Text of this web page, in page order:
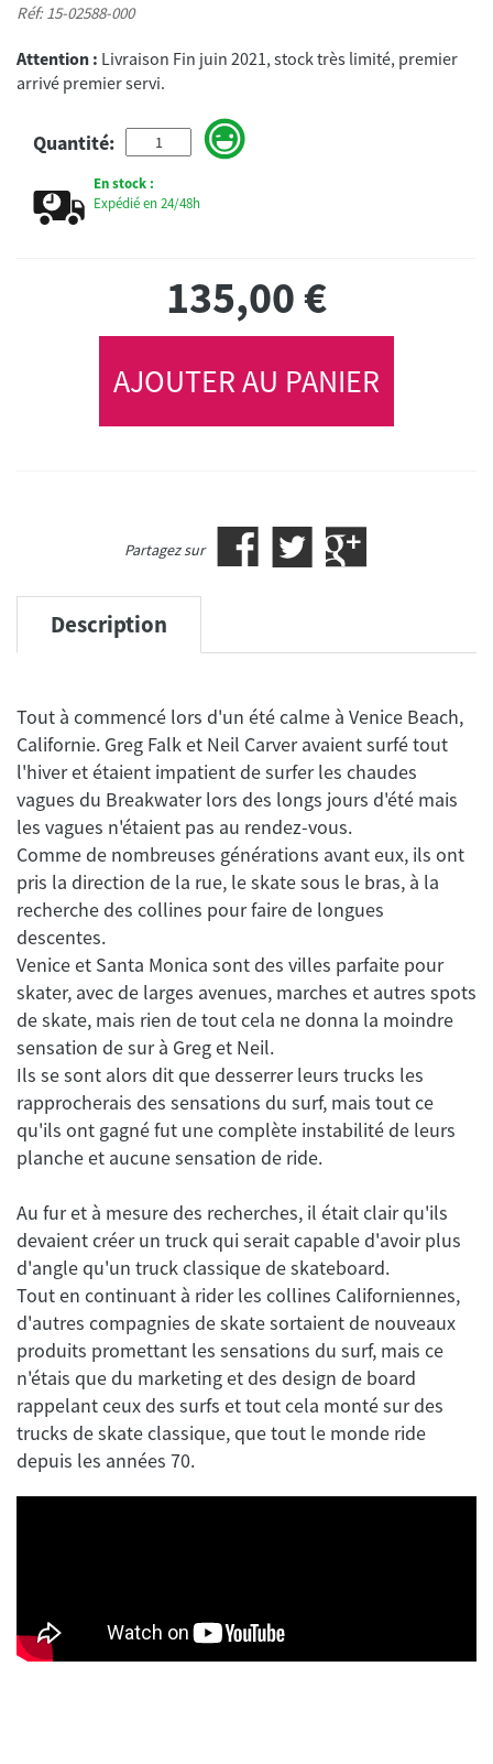
Réf: 15-02588-000
Attention : Livraison Fin juin 2021, stock très limité, premier
arrivé premier servi.
Quantité:
En stock :
Expédié en 24/48h
135,00€
AJOUTER AU PANIER
Partagez sur
Description
Tout à commencé lors d'un été calme à Venice Beach,
Californie. Greg Falk et Neil Carver avaient surfé tout
l'hiver et étaient impatient de surfer les chaudes
vagues du Breakwater lors des longs jours d'été mais
les vagues n'étaient pas au rendez-vous.
Comme de nombreuses générations avant eux, ils ont
pris la direction de la rue, le skate sous le bras, à la
recherche des collines pour faire de longues
descentes.
Venice et Santa Monica sont des villes parfaite pour
skater, avec de larges avenues, marches et autres spots
de skate, mais rien de tout cela ne donna la moindre
sensation de sur à Greg et Neil.
Ils se sont alors dit que desserrer leurs trucks les
rapprocherais des sensations du surf, mais tout ce
qu'ils ont gagné fut une complète instabilité de leurs
planche et aucune sensation de ride.
Au fur et à mesure des recherches, il était clair qu'ils
devaient créer un truck qui serait capable d'avoir plus
d'angle qu'un truck classique de skateboard.
Tout en continuant à rider les collines Californiennes,
d'autres compagnies de skate sortaient de nouveaux
produits promettant les sensations du surf, mais ce
n'étais que du marketing et des design de board
rappelant ceux des surfs et tout cela monté sur des
trucks de skate classique, que tout le monde ride